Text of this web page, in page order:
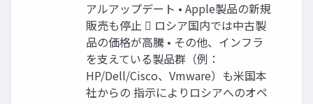
アルアップデート • Apple製品の新規
販売も停止  ロシア国内では中古製
品の価格が高騰 • その他、インフラ
を支えている製品群（例：
HP/Dell/Cisco、Vmware）も米国本
社からの 指示によりロシアへのオペ